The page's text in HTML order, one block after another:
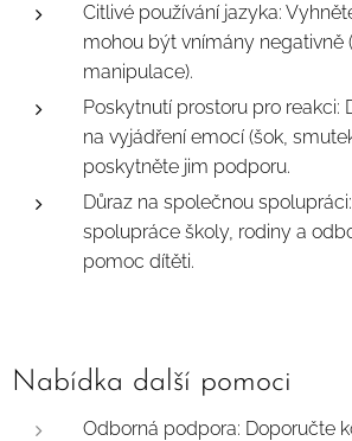
Citlivé používání jazyka:
mohou být vnímány negativně
manipulace).
Poskytnutí prostoru pro reakci:
na vyjádření emocí (šok,
poskytněte jim podporu.
Důraz na společnou
spolupráce školy, rodiny a
pomoc dítěti.
Nabídka další pomoci
Odborná podpora: Doporučte